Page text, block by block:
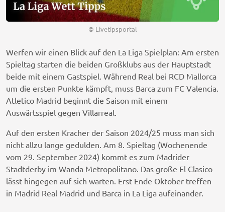
© Livetipsportal
Werfen wir einen Blick auf den La Liga Spielplan: Am ersten
Spieltag starten die beiden Großklubs aus der Hauptstadt
beide mit einem Gastspiel. Während Real bei RCD Mallorca
um die ersten Punkte kämpft, muss Barca zum FC Valencia.
Atletico Madrid beginnt die Saison mit einem
Auswärtsspiel gegen Villarreal.
Auf den ersten Kracher der Saison 2024/25 muss man sich
nicht allzu lange gedulden. Am 8. Spieltag (Wochenende
vom 29. September 2024) kommt es zum Madrider
Stadtderby im Wanda Metropolitano. Das große El Clasico
lässt hingegen auf sich warten. Erst Ende Oktober treffen
in Madrid Real Madrid und Barca in La Liga aufeinander.